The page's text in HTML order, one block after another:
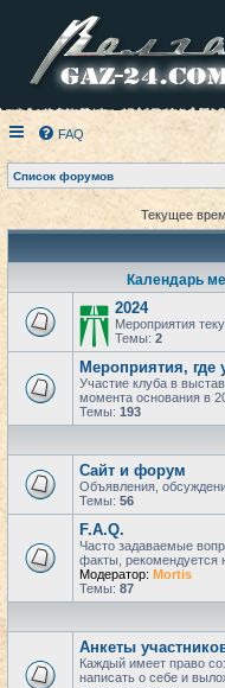
FAQ
Список форумов
Текущее
Календарь
2024
Мероприятия
Темы: 2
Мероприятия, где
Участие клуба в
момента основания в
Темы: 193
Сайт и форум
Объявления,
Темы: 56
F.A.Q.
Часто задаваемые
факты, рекомендуется
Модератор: Mortis
Темы: 87
Анкеты
Каждый имеет право
написать о себе и